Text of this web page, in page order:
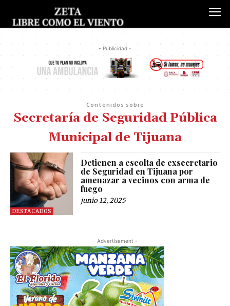
- Publicidad -
Contenidos sobre
Secretaría de Seguridad Pública
Municipal de Tijuana
DESTACADOS
Detienen a escolta de exsecretario
de Seguridad en Tijuana por
amenazar a vecinos con arma de
fuego
junio 12, 2025
- Advertisement -